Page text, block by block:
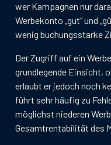
wer Kampagnen nur
Werbekonto „gut“ und
wenig buchungsstarke
Der Zugriff auf ein
grundlegende Einsicht,
erlaubt er jedoch noch
führt sehr häufig zu
möglichst niederen
Gesamtrentabilität des